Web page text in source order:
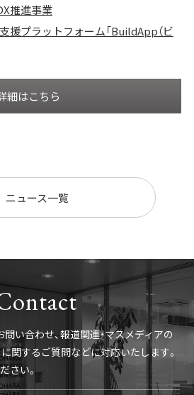
推進事業
援プラットフォーム「BuildApp（ビ
細はこちら
ニュース一覧
い合わせ、報道関連・マスメディアの
関するご質問などに対応いたします。
さい。